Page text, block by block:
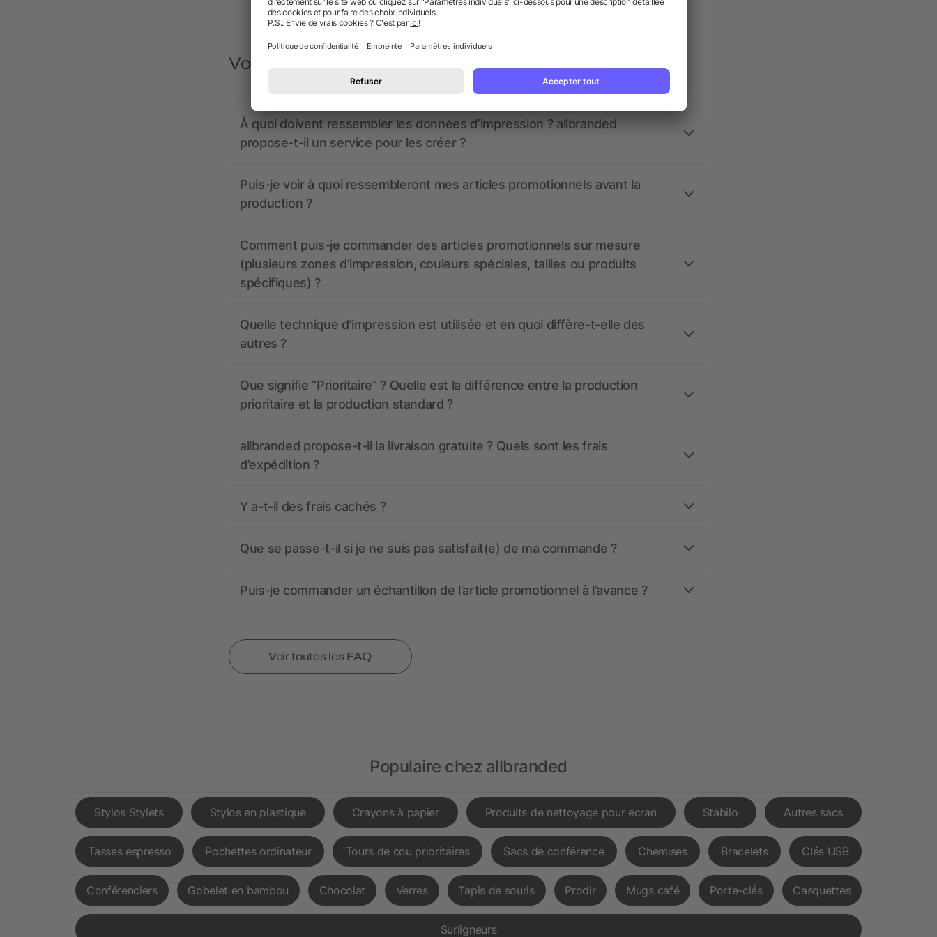
Vous avez des questions ? Nous avons les réponses.
À quoi doivent ressembler les données d’impression ? allbranded
propose-t-il un service pour les créer ?
Puis-je voir à quoi ressembleront mes articles promotionnels avant la
production ?
Comment puis-je commander des articles promotionnels sur mesure
(plusieurs zones d’impression, couleurs spéciales, tailles ou produits
spécifiques) ?
Quelle technique d’impression est utilisée et en quoi diffère-t-elle des
autres ?
Que signifie “Prioritaire” ? Quelle est la différence entre la production
prioritaire et la production standard ?
allbranded propose-t-il la livraison gratuite ? Quels sont les frais
d’expédition ?
Y a-t-il des frais cachés ?
Que se passe-t-il si je ne suis pas satisfait(e) de ma commande ?
Puis-je commander un échantillon de l’article promotionnel à l’avance ?
Voir toutes les FAQ
Populaire chez allbranded
Stylos Stylets Stylos en plastique Crayons à papier Produits de nettoyage pour écran Stabilo Autres sacs
Tasses espresso Pochettes ordinateur Tours de cou prioritaires Sacs de conférence Chemises Bracelets Clés USB
Conférenciers Gobelet en bambou Chocolat Verres Tapis de souris Prodir Mugs café Porte-clés Casquettes
Surligneurs